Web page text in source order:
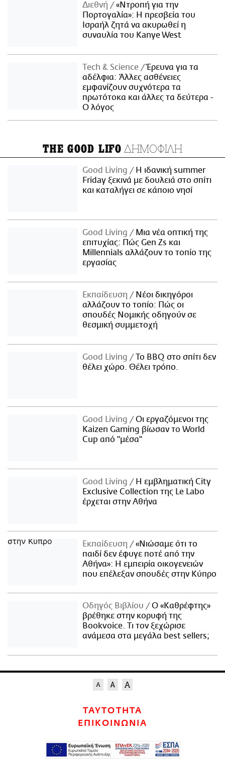
Διεθνή
«Ντροπή για την
Πορτογαλία»: Η πρεσβεία του
Ισραήλ ζητά να ακυρωθεί η
συναυλία του Kanye West
Τech & Science
Έρευνα για τα
αδέλφια: Άλλες ασθένειες
εμφανίζουν συχνότερα τα
πρωτότοκα και άλλες τα δεύτερα -
Ο λόγος
THE GOOD LIFO ΔΗΜΟΦΙΛΗ
Good Living
Η ιδανική summer
Friday ξεκινά με δουλειά στο σπίτι
και καταλήγει σε κάποιο νησί
Good Living
Μια νέα οπτική της
επιτυχίας: Πώς Gen Zs και
Millennials αλλάζουν το τοπίο της
εργασίας
Εκπαίδευση
Νέοι δικηγόροι
αλλάζουν το τοπίο: Πώς οι
σπουδές Νομικής οδηγούν σε
θεσμική συμμετοχή
Good Living
Το BBQ στο σπίτι δεν
θέλει χώρο. Θέλει τρόπο.
Good Living
Οι εργαζόμενοι της
Kaizen Gaming βίωσαν το World
Cup από "μέσα"
Good Living
Η εμβληματική City
Exclusive Collection της Le Labo
έρχεται στην Αθήνα
Εκπαίδευση
«Νιώσαμε ότι το
παιδί δεν έφυγε ποτέ από την
Αθήνα»: Η εμπειρία οικογενειών
που επέλεξαν σπουδές στην Κύπρο
Οδηγός Βιβλίου
Ο «Καθρέφτης»
βρέθηκε στην κορυφή της
Bookvoice. Τι τον ξεχώρισε
ανάμεσα στα μεγάλα best sellers;
ΤΑΥΤΟΤΗΤΑ
ΕΠΙΚΟΙΝΩΝΙΑ